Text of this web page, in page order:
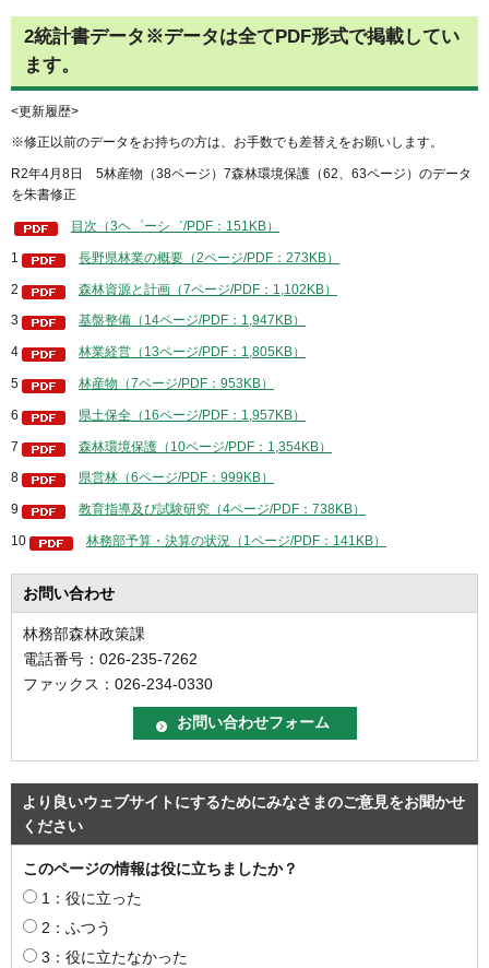
2統計書データ※データは全てPDF形式で掲載してい
ます。
<更新履歴>
※修正以前のデータをお持ちの方は、お手数でも差替えをお願いします。
R2年4月8日 5林産物（38ページ）7森林環境保護（62、63ページ）のデータ
を朱書修正
目次（3ヘ゜ーシ゛/PDF：151KB）
1 長野県林業の概要（2ページ/PDF：273KB）
2 森林資源と計画（7ページ/PDF：1,102KB）
3 基盤整備（14ページ/PDF：1,947KB）
4 林業経営（13ページ/PDF：1,805KB）
5 林産物（7ページ/PDF：953KB）
6 県土保全（16ページ/PDF：1,957KB）
7 森林環境保護（10ページ/PDF：1,354KB）
8 県営林（6ページ/PDF：999KB）
9 教育指導及び試験研究（4ページ/PDF：738KB）
10 林務部予算・決算の状況（1ページ/PDF：141KB）
お問い合わせ
林務部森林政策課
電話番号：026-235-7262
ファックス：026-234-0330
より良いウェブサイトにするためにみなさまのご意見をお聞かせ
ください
このページの情報は役に立ちましたか？
1：役に立った
2：ふつう
3：役に立たなかった